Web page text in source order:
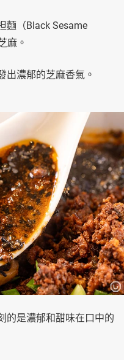
麵（Black Sesame
麻。
出濃郁的芝麻香氣。
的是濃郁和甜味在口中的